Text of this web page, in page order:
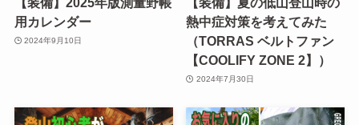
用カレンダー
2024年9月10日
熱中症対策を考えてみた
（TORRAS ベルトファン
【COOLIFY ZONE 2】）
2024年7月30日